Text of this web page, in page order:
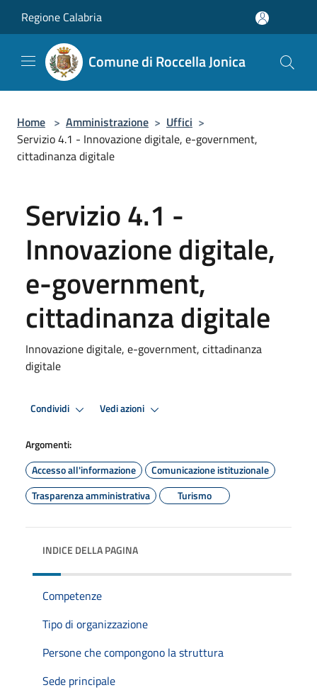
Regione Calabria
Comune di Roccella Jonica
Home > Amministrazione > Uffici >
Servizio 4.1 - Innovazione digitale, e-government,
cittadinanza digitale
Servizio 4.1 -
Innovazione digitale,
e-government,
cittadinanza digitale
Innovazione digitale, e-government, cittadinanza
digitale
Condividi Vedi azioni
Argomenti:
Accesso all'informazione
Comunicazione istituzionale
Trasparenza amministrativa
Turismo
INDICE DELLA PAGINA
Competenze
Tipo di organizzazione
Persone che compongono la struttura
Sede principale